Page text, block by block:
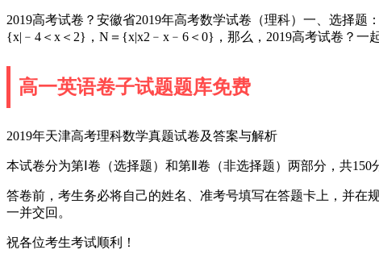
2019高考试卷？安徽省2019年高考数学试卷（理科）一、选择
{x|﹣4＜x＜2}，N＝{x|x2﹣x﹣6＜0}，那么，2019高考试卷？一
高一英语卷子试题题库免费
2019年天津高考理科数学真题试卷及答案与解析
本试卷分为第Ⅰ卷（选择题）和第Ⅱ卷（非选择题）两部分，共150
答卷前，考生务必将自己的姓名、准考号填写在答题卡上，并在
一并交回。
祝各位考生考试顺利！